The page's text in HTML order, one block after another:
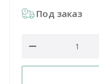
Под заказ